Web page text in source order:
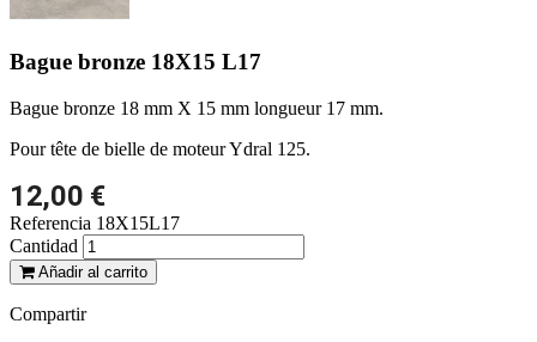
Bague bronze 18X15 L17
Bague bronze 18 mm X 15 mm longueur 17 mm.
Pour tête de bielle de moteur Ydral 125.
12,00 €
Referencia 18X15L17
Cantidad
Añadir al carrito
Compartir